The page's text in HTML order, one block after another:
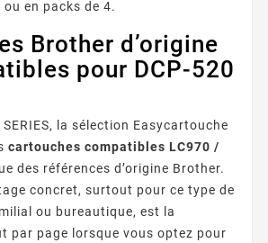
en packs de 4.
Brother d’origine
pour DCP-520
la sélection Easycartouche
cartouches compatibles LC970 /
des références d’origine Brother.
concret, surtout pour ce type de
ou bureautique, est la
par page lorsque vous optez pour